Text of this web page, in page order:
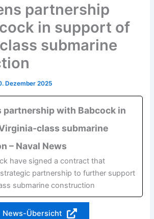
partnership
in support of
submarine
Dezember 2025
partnership with Babcock in
class submarine
– Naval News
have signed a contract that
partnership to further support
submarine construction
News-Übersicht